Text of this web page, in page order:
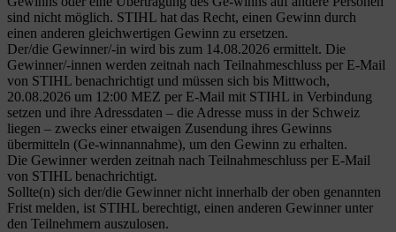
sind nicht möglich. STIHL hat das Recht, einen Gewinn durch
einen anderen gleichwertigen Gewinn zu ersetzen.
Der/die Gewinner/-in wird bis zum 14.08.2026 ermittelt. Die
Gewinner/-innen werden zeitnah nach Teilnahmeschluss per E-Mail
von STIHL benachrichtigt und müssen sich bis Mittwoch,
20.08.2026 um 12:00 MEZ per E-Mail mit STIHL in Verbindung
setzen und ihre Adressdaten – die Adresse muss in der Schweiz
liegen – zwecks einer etwaigen Zusendung ihres Gewinns
übermitteln (Ge-winnannahme), um den Gewinn zu erhalten.
Die Gewinner werden zeitnah nach Teilnahmeschluss per E-Mail
von STIHL benachrichtigt.
Sollte(n) sich der/die Gewinner nicht innerhalb der oben genannten
Frist melden, ist STIHL berechtigt, einen anderen Gewinner unter
den Teilnehmern auszulosen.